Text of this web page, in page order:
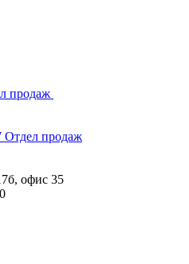
продаж
Отдел продаж
офис 35